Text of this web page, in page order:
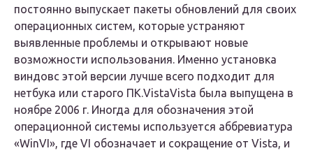
постоянно выпускает пакеты обновлений для своих
операционных систем, которые устраняют
выявленные проблемы и открывают новые
возможности использования. Именно установка
виндовс этой версии лучше всего подходит для
нетбука или старого ПК.VistaVista была выпущена в
ноябре 2006 г. Иногда для обозначения этой
операционной системы используется аббревиатура
«WinVI», где VI обозначает и сокращение от Vista, и